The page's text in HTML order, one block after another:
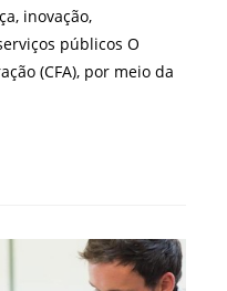
inovação,
públicos O
(CFA), por meio da